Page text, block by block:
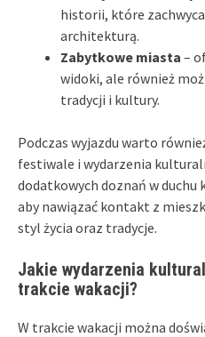
historii, które
architekturą.
Zabytkowe miasta –
widoki, ale również
tradycji i kultury.
Podczas wyjazdu warto
festiwale i wydarzenia
dodatkowych doznań w duchu
aby nawiązać kontakt z
styl życia oraz tradycje.
Jakie wydarzenia
trakcie wakacji?
W trakcie wakacji można